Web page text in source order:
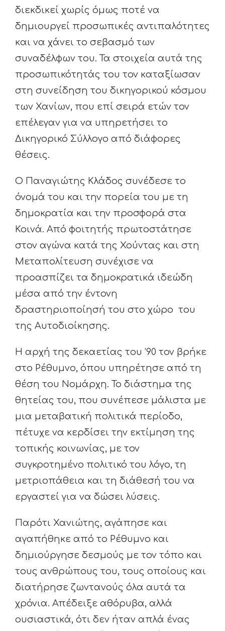
διεκδικεί χωρίς όμως ποτέ να
δημιουργεί προσωπικές αντιπαλότητες
και να χάνει το σεβασμό των
συναδέλφων του. Τα στοιχεία αυτά της
προσωπικότητάς του τον καταξίωσαν
στη συνείδηση του δικηγορικού κόσμου
των Χανίων, που επί σειρά ετών τον
επέλεγαν για να υπηρετήσει το
Δικηγορικό Σύλλογο από διάφορες
θέσεις.
Ο Παναγιώτης Κλάδος συνέδεσε το
όνομά του και την πορεία του με τη
δημοκρατία και την προσφορά στα
Κοινά. Από φοιτητής πρωτοστάτησε
στον αγώνα κατά της Χούντας και στη
Μεταπολίτευση συνέχισε να
προασπίζει τα δημοκρατικά ιδεώδη
μέσα από την έντονη
δραστηριοποίησή του στο χώρο του
της Αυτοδιοίκησης.
Η αρχή της δεκαετίας του ’90 τον βρήκε
στο Ρέθυμνο, όπου υπηρέτησε από τη
θέση του Νομάρχη. Το διάστημα της
θητείας του, που συνέπεσε μάλιστα με
μια μεταβατική πολιτικά περίοδο,
πέτυχε να κερδίσει την εκτίμηση της
τοπικής κοινωνίας, με τον
συγκροτημένο πολιτικό του λόγο, τη
μετριοπάθεια και τη διάθεσή του να
εργαστεί για να δώσει λύσεις.
Παρότι Χανιώτης, αγάπησε και
αγαπήθηκε από το Ρέθυμνο και
δημιούργησε δεσμούς με τον τόπο και
τους ανθρώπους του, τους οποίους και
διατήρησε ζωντανούς όλα αυτά τα
χρόνια. Απέδειξε αθόρυβα, αλλά
ουσιαστικά, ότι δεν ήταν απλά ένας